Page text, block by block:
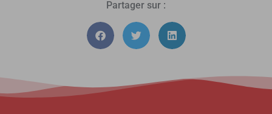
Partager sur :